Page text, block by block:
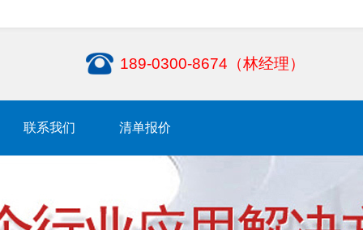
189-0300-8674（林经理）
联系我们 清单报价